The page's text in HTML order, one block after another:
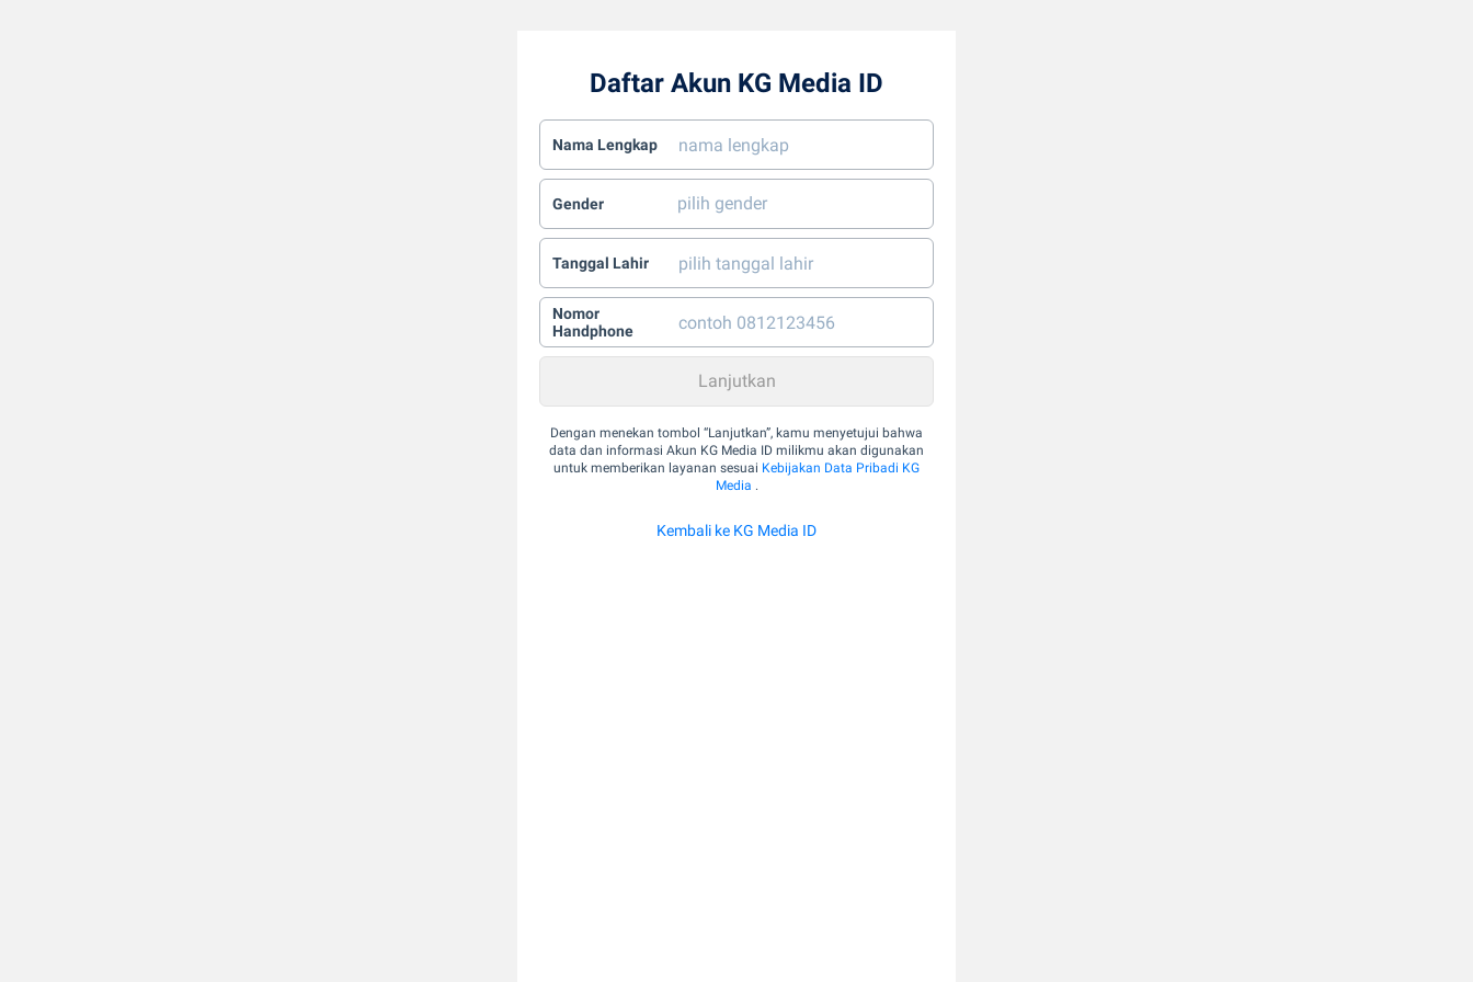
Daftar Akun KG Media ID
Nama Lengkap
Gender
Tanggal Lahir
Nomor
Handphone
Dengan menekan tombol “Lanjutkan”, kamu menyetujui bahwa
data dan informasi Akun KG Media ID milikmu akan digunakan
untuk memberikan layanan sesuai Kebijakan Data Pribadi KG
Media .
Kembali ke KG Media ID